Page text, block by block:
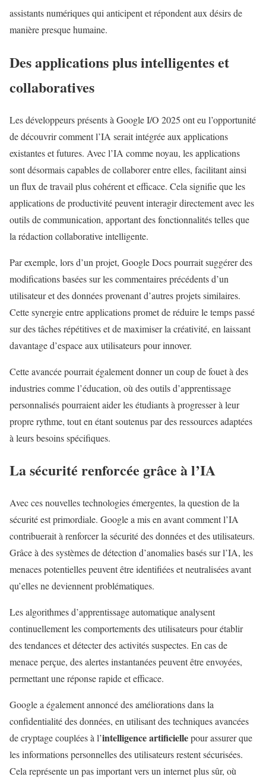
assistants numériques qui anticipent et répondent aux désirs de
manière presque humaine.
Des applications plus intelligentes et
collaboratives
Les développeurs présents à Google I/O 2025 ont eu l’opportunité
de découvrir comment l’IA serait intégrée aux applications
existantes et futures. Avec l’IA comme noyau, les applications
sont désormais capables de collaborer entre elles, facilitant ainsi
un flux de travail plus cohérent et efficace. Cela signifie que les
applications de productivité peuvent interagir directement avec les
outils de communication, apportant des fonctionnalités telles que
la rédaction collaborative intelligente.
Par exemple, lors d’un projet, Google Docs pourrait suggérer des
modifications basées sur les commentaires précédents d’un
utilisateur et des données provenant d’autres projets similaires.
Cette synergie entre applications promet de réduire le temps passé
sur des tâches répétitives et de maximiser la créativité, en laissant
davantage d’espace aux utilisateurs pour innover.
Cette avancée pourrait également donner un coup de fouet à des
industries comme l’éducation, où des outils d’apprentissage
personnalisés pourraient aider les étudiants à progresser à leur
propre rythme, tout en étant soutenus par des ressources adaptées
à leurs besoins spécifiques.
La sécurité renforcée grâce à l’IA
Avec ces nouvelles technologies émergentes, la question de la
sécurité est primordiale. Google a mis en avant comment l’IA
contribuerait à renforcer la sécurité des données et des utilisateurs.
Grâce à des systèmes de détection d’anomalies basés sur l’IA, les
menaces potentielles peuvent être identifiées et neutralisées avant
qu’elles ne deviennent problématiques.
Les algorithmes d’apprentissage automatique analysent
continuellement les comportements des utilisateurs pour établir
des tendances et détecter des activités suspectes. En cas de
menace perçue, des alertes instantanées peuvent être envoyées,
permettant une réponse rapide et efficace.
Google a également annoncé des améliorations dans la
confidentialité des données, en utilisant des techniques avancées
de cryptage couplées à l’intelligence artificiellepour assurer que
les informations personnelles des utilisateurs restent sécurisées.
Cela représente un pas important vers un internet plus sûr, où